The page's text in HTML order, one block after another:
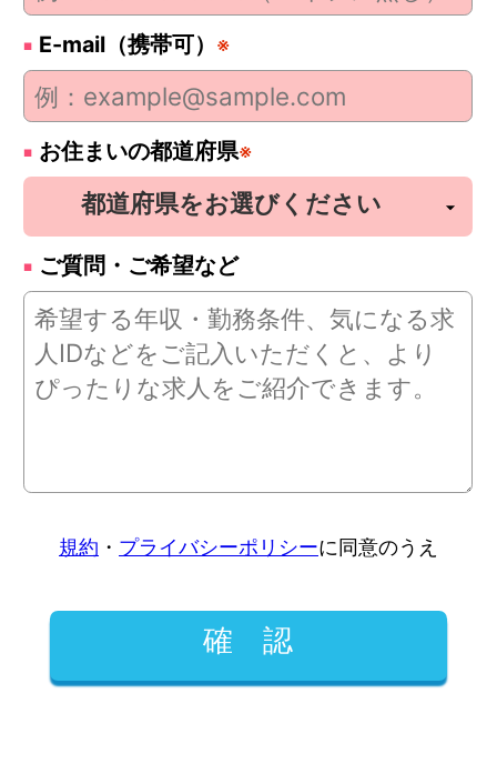
E-mail（携帯可） ※
お住まいの都道府県※
ご質問・ご希望など
規約 ・ プライバシーポリシーに同意のうえ